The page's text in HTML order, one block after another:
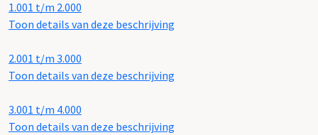
1.001 t/m 2.000
Toon details van deze beschrijving
2.001 t/m 3.000
Toon details van deze beschrijving
3.001 t/m 4.000
Toon details van deze beschrijving